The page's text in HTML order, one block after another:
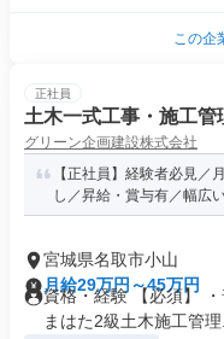
この企
正社員
土木一式工事・施工管
グリーン企画建設株式会社
【正社員】経験者必見／
し／昇給・賞与有／幅広
宮城県名取市小山
月給29万円～45万円
資格・経験 【必須】
まはた2級土木施工管理